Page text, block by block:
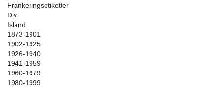
Frankeringsetiketter
Div.
Island
1873-1901
1902-1925
1926-1940
1941-1959
1960-1979
1980-1999